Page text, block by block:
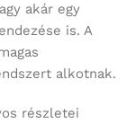
akár egy
is. A
alkotnak.
részletei